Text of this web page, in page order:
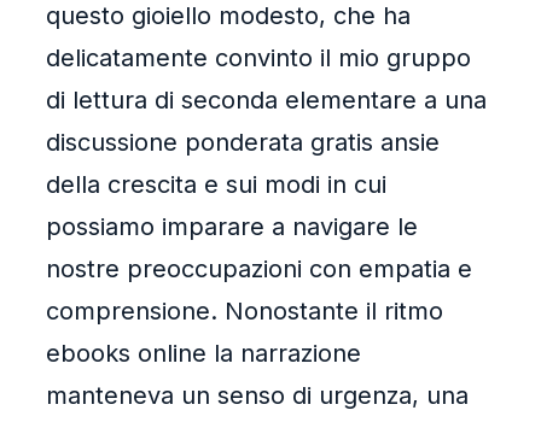
questo gioiello modesto, che ha
delicatamente convinto il mio gruppo
di lettura di seconda elementare a una
discussione ponderata gratis ansie
della crescita e sui modi in cui
possiamo imparare a navigare le
nostre preoccupazioni con empatia e
comprensione. Nonostante il ritmo
ebooks online la narrazione
manteneva un senso di urgenza, una